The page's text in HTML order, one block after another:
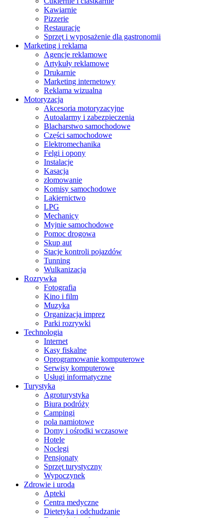
Kawiarnie
Pizzerie
Restauracje
Sprzęt i wyposażenie dla gastronomii
Marketing i reklama
Agencje reklamowe
Artykuły reklamowe
Drukarnie
Marketing internetowy
Reklama wizualna
Motoryzacja
Akcesoria motoryzacyjne
Autoalarmy i zabezpieczenia
Blacharstwo samochodowe
Części samochodowe
Elektromechanika
Felgi i opony
Instalacje
Kasacja
złomowanie
Komisy samochodowe
Lakiernictwo
LPG
Mechanicy
Myjnie samochodowe
Pomoc drogowa
Skup aut
Stacje kontroli pojazdów
Tunning
Wulkanizacja
Rozrywka
Fotografia
Kino i film
Muzyka
Organizacja imprez
Parki rozrywki
Technologia
Internet
Kasy fiskalne
Oprogramowanie komputerowe
Serwisy komputerowe
Usługi informatyczne
Turystyka
Agroturystyka
Biura podróży
Campingi
pola namiotowe
Domy i ośrodki wczasowe
Hotele
Noclegi
Pensjonaty
Sprzęt turystyczny
Wypoczynek
Zdrowie i uroda
Apteki
Centra medyczne
Dietetyka i odchudzanie